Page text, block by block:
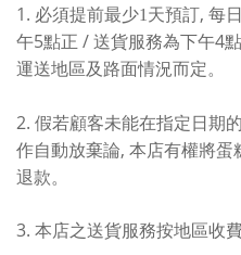
1. 必須提前最少1 天預訂, 每
午5點正 / 送貨服務為下午4
運送地區及路面情況而定。
2. 假若顧客未能在指定日期
作自動放棄論, 本店有權將蛋
退款。
3. 本店之送貨服務按地區收費